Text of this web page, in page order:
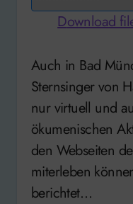
10
Download
Auch in Bad Münder ziehen heute die
Sternsinger von
nur virtuell und
ökumenischen
den Webseiten
miterleben
berichtet…